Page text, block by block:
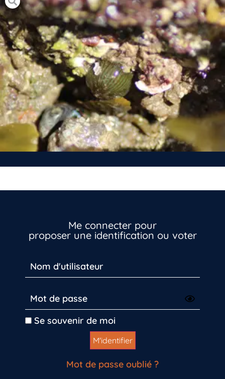
Me connecter pour
proposer une identification ou voter
Se souvenir de moi
Mot de passe oublié ?
Vous n’êtes pas encore inscrit à Biolit ?
Inscrivez-vous dès maintenant